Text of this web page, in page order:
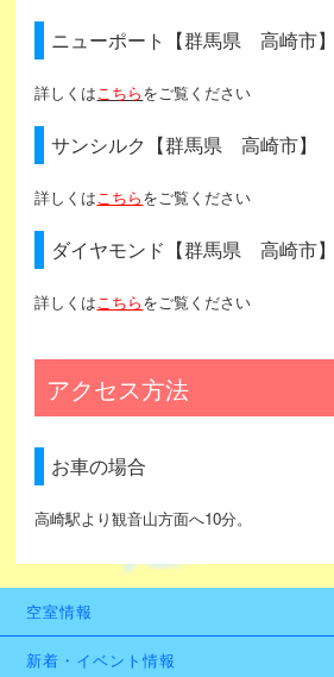
ニューポート【群馬県 高崎市】
詳しくはこちらをご覧ください
サンシルク【群馬県 高崎市】
詳しくはこちらをご覧ください
ダイヤモンド【群馬県 高崎市】
詳しくはこちらをご覧ください
アクセス方法
お車の場合
高崎駅より観音山方面へ10分。
空室情報
新着・イベント情報